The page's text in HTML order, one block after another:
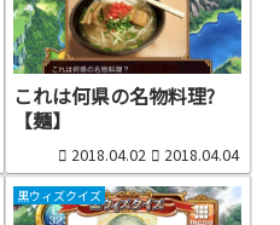
これは何県の名物料理?
【麺】
2018.04.02 2018.04.04
黒ウィズクイズ